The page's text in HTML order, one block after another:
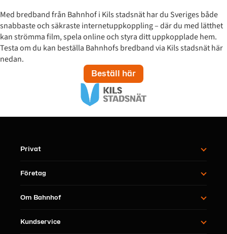
Med bredband från Bahnhof i Kils stadsnät har du Sveriges både
snabbaste och säkraste internetuppkoppling – där du med lätthet
kan strömma film, spela online och styra ditt uppkopplade hem.
Testa om du kan beställa Bahnhofs bredband via Kils stadsnät här
nedan.
Beställ här
Privat
Företag
Om Bahnhof
Kundservice